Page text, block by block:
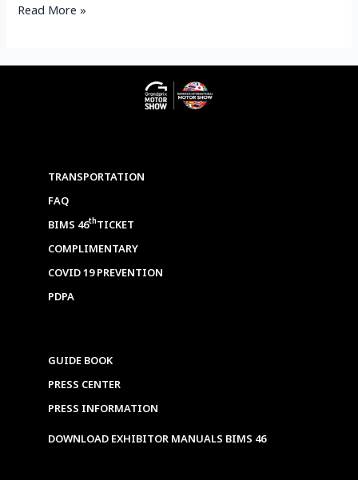
Read More »
TRANSPORTATION
FAQ
BIMS 46thTICKET
COMPLIMENTARY
COVID 19 PREVENTION
PDPA
GUIDE BOOK
PRESS CENTER
PRESS INFORMATION
DOWNLOAD EXHIBITOR MANUALS BIMS 46